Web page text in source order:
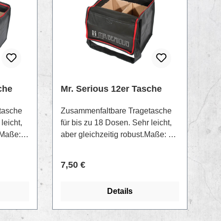
Mr. Serious 12er Tasche
Zusammenfaltbare Tragetasche
für bis zu 18 Dosen. Sehr leicht,
aber gleichzeitig robust.Maße: 43
Regulärer Preis:
7,50 €
Details